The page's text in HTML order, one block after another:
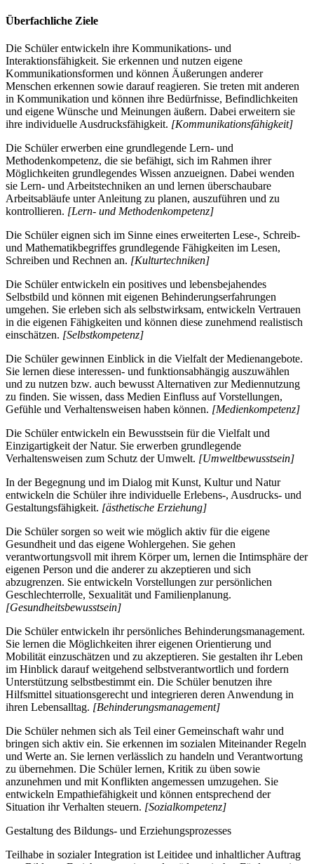
Überfachliche Ziele
Die Schüler entwickeln ihre Kommunikations- und
Interaktionsfähigkeit. Sie erkennen und nutzen eigene
Kommunikationsformen und können Äußerungen anderer
Menschen erkennen sowie darauf reagieren. Sie treten mit anderen
in Kommunikation und können ihre Bedürfnisse, Befindlichkeiten
und eigene Wünsche und Meinungen äußern. Dabei erweitern sie
ihre individuelle Ausdrucksfähigkeit. [Kommunikationsfähigkeit]
Die Schüler erwerben eine grundlegende Lern- und
Methodenkompetenz, die sie befähigt, sich im Rahmen ihrer
Möglichkeiten grundlegendes Wissen anzueignen. Dabei wenden
sie Lern- und Arbeitstechniken an und lernen überschaubare
Arbeitsabläufe unter Anleitung zu planen, auszuführen und zu
kontrollieren. [Lern- und Methodenkompetenz]
Die Schüler eignen sich im Sinne eines erweiterten Lese-, Schreib-
und Mathematikbegriffes grundlegende Fähigkeiten im Lesen,
Schreiben und Rechnen an. [Kulturtechniken]
Die Schüler entwickeln ein positives und lebensbejahendes
Selbstbild und können mit eigenen Behinderungserfahrungen
umgehen. Sie erleben sich als selbstwirksam, entwickeln Vertrauen
in die eigenen Fähigkeiten und können diese zunehmend realistisch
einschätzen. [Selbstkompetenz]
Die Schüler gewinnen Einblick in die Vielfalt der Medienangebote.
Sie lernen diese interessen- und funktionsabhängig auszuwählen
und zu nutzen bzw. auch bewusst Alternativen zur Mediennutzung
zu finden. Sie wissen, dass Medien Einfluss auf Vorstellungen,
Gefühle und Verhaltensweisen haben können. [Medienkompetenz]
Die Schüler entwickeln ein Bewusstsein für die Vielfalt und
Einzigartigkeit der Natur. Sie erwerben grundlegende
Verhaltensweisen zum Schutz der Umwelt. [Umweltbewusstsein]
In der Begegnung und im Dialog mit Kunst, Kultur und Natur
entwickeln die Schüler ihre individuelle Erlebens-, Ausdrucks- und
Gestaltungsfähigkeit. [ästhetische Erziehung]
Die Schüler sorgen so weit wie möglich aktiv für die eigene
Gesundheit und das eigene Wohlergehen. Sie gehen
verantwortungsvoll mit ihrem Körper um, lernen die Intimsphäre der
eigenen Person und die anderer zu akzeptieren und sich
abzugrenzen. Sie entwickeln Vorstellungen zur persönlichen
Geschlechterrolle, Sexualität und Familienplanung.
[Gesundheitsbewusstsein]
Die Schüler entwickeln ihr persönliches Behinderungsmanagement.
Sie lernen die Möglichkeiten ihrer eigenen Orientierung und
Mobilität einzuschätzen und zu akzeptieren. Sie gestalten ihr Leben
im Hinblick darauf weitgehend selbstverantwortlich und fordern
Unterstützung selbstbestimmt ein. Die Schüler benutzen ihre
Hilfsmittel situationsgerecht und integrieren deren Anwendung in
ihren Lebensalltag. [Behinderungsmanagement]
Die Schüler nehmen sich als Teil einer Gemeinschaft wahr und
bringen sich aktiv ein. Sie erkennen im sozialen Miteinander Regeln
und Werte an. Sie lernen verlässlich zu handeln und Verantwortung
zu übernehmen. Die Schüler lernen, Kritik zu üben sowie
anzunehmen und mit Konflikten angemessen umzugehen. Sie
entwickeln Empathiefähigkeit und können entsprechend der
Situation ihr Verhalten steuern. [Sozialkompetenz]
Gestaltung des Bildungs- und Erziehungsprozesses
Teilhabe in sozialer Integration ist Leitidee und inhaltlicher Auftrag